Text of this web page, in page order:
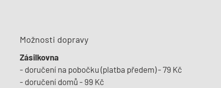
Možnosti dopravy
Zásilkovna
- doručení na pobočku (platba předem) - 79 Kč
- doručení domů - 99 Kč